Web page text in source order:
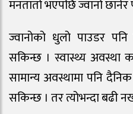
मनतातो भएपछि ज्वानो
ज्वानोको धुलो पाउडर
सकिन्छ । स्वास्थ्य अवस्था
सामान्य अवस्थामा पनि
सकिन्छ । तर त्योभन्दा बढी